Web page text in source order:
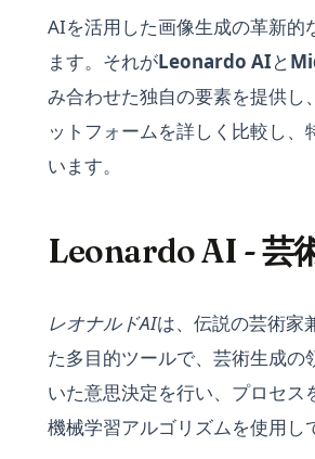
AIを活用した画像生成の革新的
ます。それがLeonardo AIと
み合わせた独自の要素を提供し
ットフォームを詳しく比較し
います。
Leonardo AI - 芸
レオナルドAIは、伝説の芸術家
た多目的ツールで、芸術生成
いた意思決定を行い、プロセ
機械学習アルゴリズムを使用し